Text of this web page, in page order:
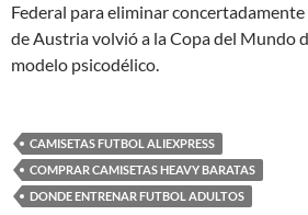
Federal para eliminar concertadamente
de Austria volvió a la Copa del Mundo
modelo psicodélico.
CAMISETAS FUTBOL ALIEXPRESS
COMPRAR CAMISETAS HEAVY BARATAS
DONDE ENTRENAR FUTBOL ADULTOS